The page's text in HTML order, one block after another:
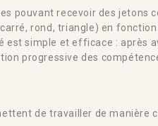
pouvant recevoir des jetons
rond, triangle) en
est simple et efficace :
progressive des
de travailler de